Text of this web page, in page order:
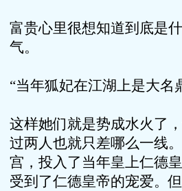
富贵心里很想知道到底是
气。
“当年狐妃在江湖上是大名
这样她们就是势成水火了
过两人也就只差哪么一线
宫，投入了当年皇上仁德
受到了仁德皇帝的宠爱。